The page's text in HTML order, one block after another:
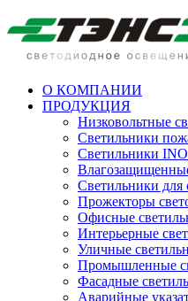
О КОМПАНИИ
ПРОДУКЦИЯ
Низковольтные
Cветильники
Светильники
Светильники для
Прожекторы
Офисные
Интерьерные
Уличные
Промышленные
Фасадные
Аварийные